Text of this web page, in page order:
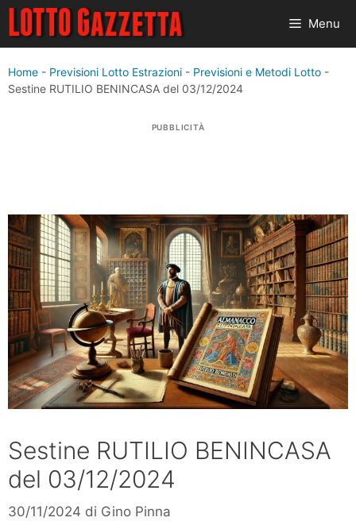
Vai
contenuto
Menu
Home - Previsioni Lotto Estrazioni - Previsioni e Metodi Lotto -
Sestine RUTILIO BENINCASA del 03/12/2024
PUBBLICITÀ
Sestine RUTILIO BENINCASA
del 03/12/2024
30/11/2024 di Gino Pinna